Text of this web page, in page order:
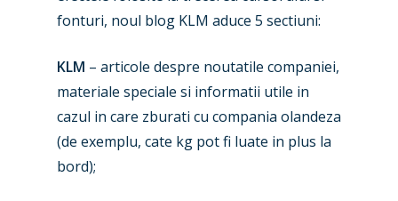
fonturi, noul blog KLM aduce 5 sectiuni:
KLM – articole despre noutatile companiei,
materiale speciale si informatii utile in
cazul in care zburati cu compania olandeza
(de exemplu, cate kg pot fi luate in plus la
bord);